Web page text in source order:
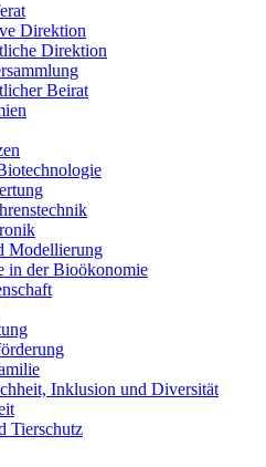
Direktion
Direktion
Beirat
Modellierung
in der Bioökonomie
Inklusion und Diversität
Tierschutz